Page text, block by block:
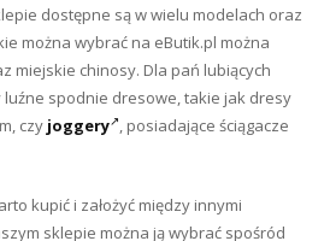
dostępne są w wielu modelach oraz
można wybrać na eButik.pl można
miejskie chinosy. Dla pań lubiących
luźne spodnie dresowe, takie jak dresy
czy joggery , posiadające ściągacze
kupić i założyć między innymi
sklepie można ją wybrać spośród